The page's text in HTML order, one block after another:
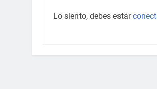
Lo siento, debes estar